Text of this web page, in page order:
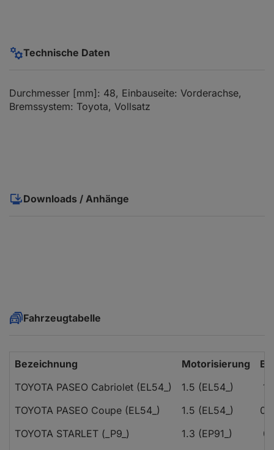
Technische Daten
Durchmesser [mm]: 48, Einbauseite: Vorderachse,
Bremssystem: Toyota, Vollsatz
Downloads / Anhänge
Fahrzeugtabelle
Bezeichnung Motorisierung
TOYOTA PASEO Cabriolet (EL54_)
1.5 (EL54_)
TOYOTA PASEO Coupe (EL54_)
1.5 (EL54_)
TOYOTA STARLET (_P9_)
1.3 (EP91_)